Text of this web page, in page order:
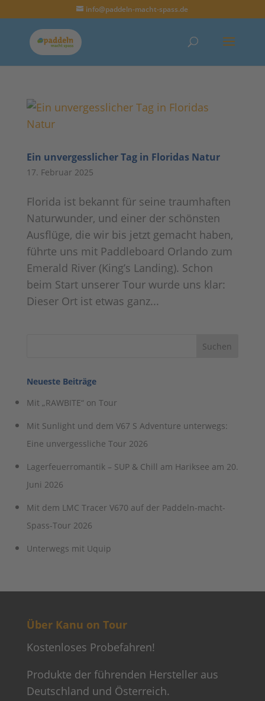
info@paddeln-macht-spass.de
Ein unvergesslicher Tag in Floridas Natur
17. Februar 2025
Florida ist bekannt für seine traumhaften
Naturwunder, und einer der schönsten
Ausflüge, die wir bis jetzt gemacht haben,
führte uns mit Paddleboard Orlando zum
Emerald River (King’s Landing). Schon
beim Start unserer Tour wurde uns klar:
Dieser Ort ist etwas ganz...
Neueste Beiträge
Mit „RAWBITE“ on Tour
Mit Sunlight und dem V67 S Adventure unterwegs:
Eine unvergessliche Tour 2026
Lagerfeuerromantik – SUP & Chill am Hariksee am 20.
Juni 2026
Mit dem LMC Tracer V670 auf der Paddeln-macht-
Spass-Tour 2026
Unterwegs mit Uquip
Über Kanu on Tour
Kostenloses Probefahren!
Produkte der führenden Hersteller aus
Deutschland und Österreich.